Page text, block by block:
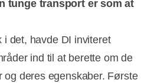
tunge transport er som at
i det, havde DI inviteret
ind til at berette om de
og deres egenskaber. Første